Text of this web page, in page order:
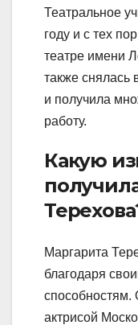
Театральное
году и с тех
театре имени
также снялась
и получила
работу.
Какую
Маргарита
благодаря
способностям.
актрисой